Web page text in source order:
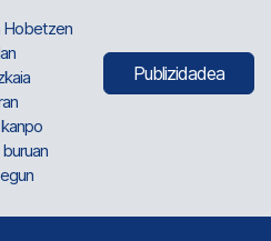
Hobetzen
Publizidadea